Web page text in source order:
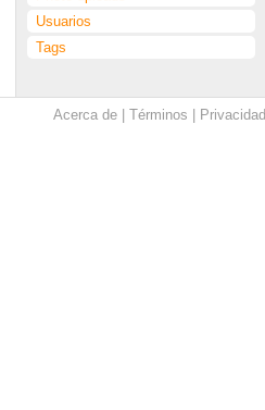
Usuarios
Tags
Acerca de Términos Privacidad